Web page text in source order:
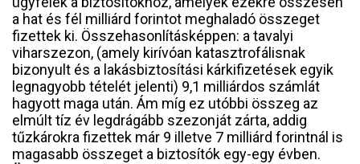
a hat és fél milliárd forintot meghaladó összeget
fizettek ki. Összehasonlításképpen: a tavalyi
viharszezon, (amely kirívóan katasztrofálisnak
bizonyult és a lakásbiztosítási kárkifizetések egyik
legnagyobb tételét jelenti) 9,1 milliárdos számlát
hagyott maga után. Ám míg ez utóbbi összeg az
elmúlt tíz év legdrágább szezonját zárta, addig
tűzkárokra fizettek már 9 illetve 7 milliárd forintnál is
magasabb összeget a biztosítók egy-egy évben.